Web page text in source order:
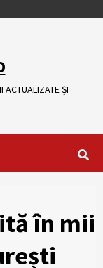
ACTUALIZATE ȘI
în mii